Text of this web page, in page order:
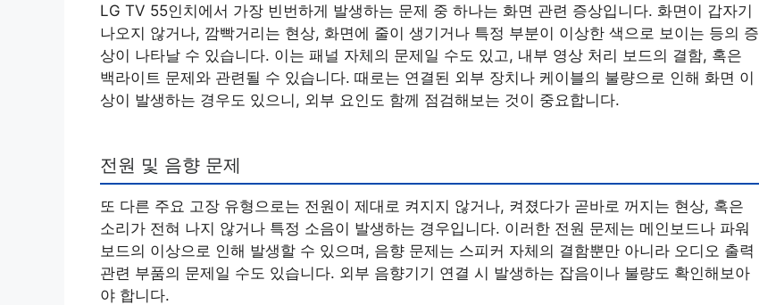
LG TV 55인치에서 가장 빈번하게 발생하는 문제 중 하나는 화면 관련 증상입니다. 화면이 갑자기
나오지 않거나, 깜빡거리는 현상, 화면에 줄이 생기거나 특정 부분이 이상한 색으로 보이는 등의 증
상이 나타날 수 있습니다. 이는 패널 자체의 문제일 수도 있고, 내부 영상 처리 보드의 결함, 혹은
백라이트 문제와 관련될 수 있습니다. 때로는 연결된 외부 장치나 케이블의 불량으로 인해 화면 이
상이 발생하는 경우도 있으니, 외부 요인도 함께 점검해보는 것이 중요합니다.
전원 및 음향 문제
또 다른 주요 고장 유형으로는 전원이 제대로 켜지지 않거나, 켜졌다가 곧바로 꺼지는 현상, 혹은
소리가 전혀 나지 않거나 특정 소음이 발생하는 경우입니다. 이러한 전원 문제는 메인보드나 파워
보드의 이상으로 인해 발생할 수 있으며, 음향 문제는 스피커 자체의 결함뿐만 아니라 오디오 출력
관련 부품의 문제일 수도 있습니다. 외부 음향기기 연결 시 발생하는 잡음이나 불량도 확인해보아
야 합니다.